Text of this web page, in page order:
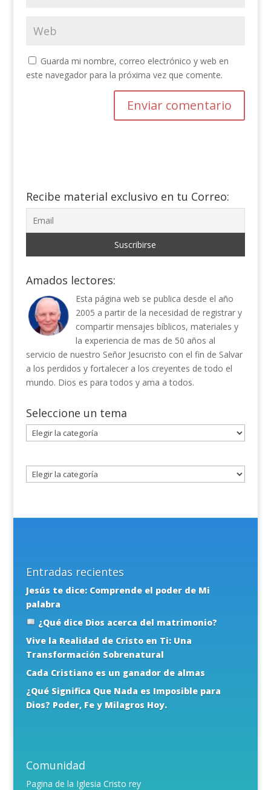
Guarda mi nombre, correo electrónico y web en
este navegador para la próxima vez que comente.
Recibe material exclusivo en tu Correo:
Amados lectores:
Esta página web se publica desde el año
2005 a partir de la necesidad de registrar y
compartir mensajes bíblicos, materiales y
la experiencia de mas de 50 años al
servicio de nuestro Señor Jesucristo con el fin de Salvar
a los perdidos y fortalecer a los creyentes de todo el
mundo. Dios es para todos y ama a todos.
Seleccione un tema
Seleccione
un
Entradas recientes
Jesús te dice: Comprende el poder de Mi
palabra
¿Qué dice Dios acerca del matrimonio?
Vive la Realidad de Cristo en Ti: Una
Transformación Sobrenatural
Cada Cristiano es un ganador de almas
¿Qué Significa Que Nada es Imposible para
Dios? Poder, Fe y Milagros Hoy.
Comunidad
Pagina de la Iglesia Cristo rey